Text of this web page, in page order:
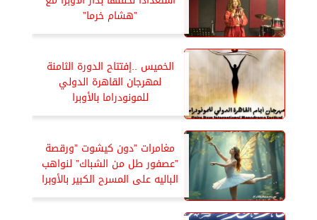
”هشام خرما”
الخميس ..إفتتاح الدورة الثامنة
لمهرجان القاهرة الدولي
للمونودراما بالأوبرا
مغامرات ”دون كيشوت ”ورقصة
”عصفور طل من الشباك” لنواهب
الباليه على المسرح الكبير بالأوبرا